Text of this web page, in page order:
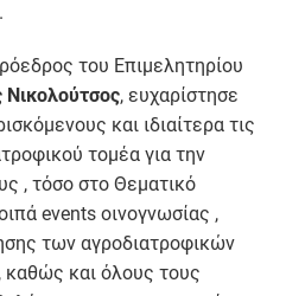
του Επιμελητηρίου
Νικολούτσος, ευχαρίστησε
και ιδιαίτερα τις
τομέα για την
, τόσο στο Θεματικό
events οινογνωσίας ,
των αγροδιατροφικών
καθώς και όλους τους